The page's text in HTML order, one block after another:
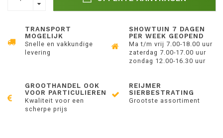
TRANSPORT
MOGELIJK
Snelle en vakkundige
levering
SHOWTUIN 7 DAGEN
PER WEEK GEOPEND
Ma t/m vrij 7.00-18.00 uur
zaterdag 7.00-17.00 uur
zondag 12.00-16.30 uur
GROOTHANDEL OOK
VOOR PARTICULIEREN
Kwaliteit voor een
scherpe prijs
REIJMER
SIERBESTRATING
Grootste assortiment